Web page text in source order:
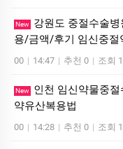
New
강원도 중절수술
용/금액/후기 임신중절
00 | 14:47 | 추천 0 | 조회 1
New
인천 임신약물중
약유산복용법
00 | 14:28 | 추천 0 | 조회 1